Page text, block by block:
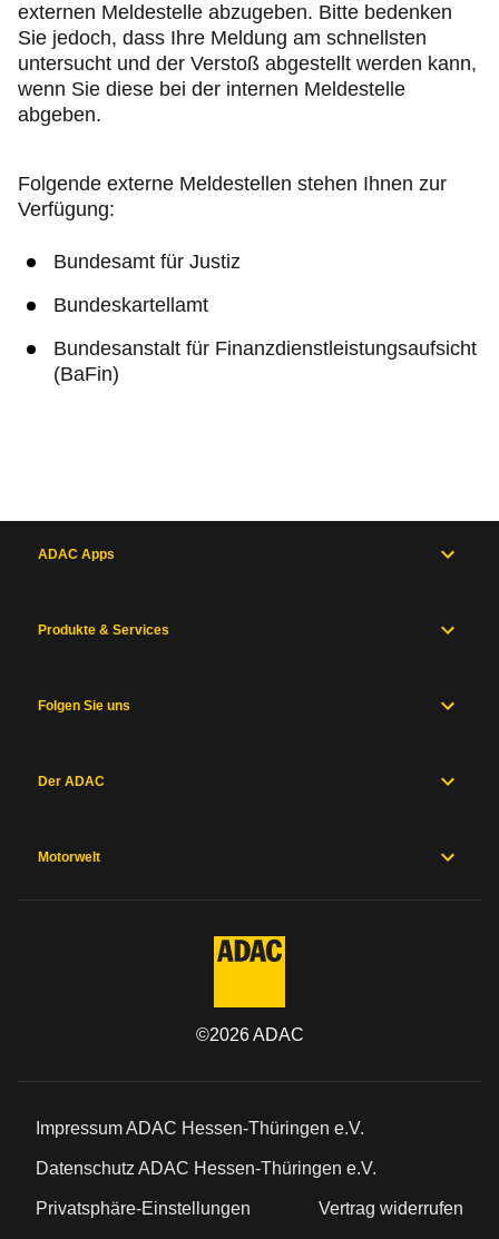
externen Meldestelle abzugeben. Bitte bedenken
Sie jedoch, dass Ihre Meldung am schnellsten
untersucht und der Verstoß abgestellt werden kann,
wenn Sie diese bei der internen Meldestelle
abgeben.
Folgende externe Meldestellen stehen Ihnen zur
Verfügung:
Bundesamt für Justiz
Bundeskartellamt
Bundesanstalt für Finanzdienstleistungsaufsicht
(BaFin)
ADAC Apps
Produkte & Services
Folgen Sie uns
Der ADAC
Motorwelt
©2026ADAC
Impressum ADAC Hessen-Thüringen e.V.
Datenschutz ADAC Hessen-Thüringen e.V.
Privatsphäre-Einstellungen Vertrag widerrufen